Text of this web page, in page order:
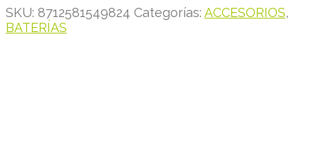
SKU: 8712581549824 Categorías: ACCESORIOS,
BATERÍAS